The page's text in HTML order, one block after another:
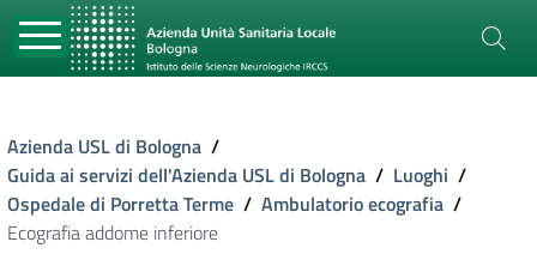
Azienda USL di Bologna /
Guida ai servizi dell'Azienda USL di Bologna / Luoghi /
Ospedale di Porretta Terme / Ambulatorio ecografia /
Ecografia addome inferiore